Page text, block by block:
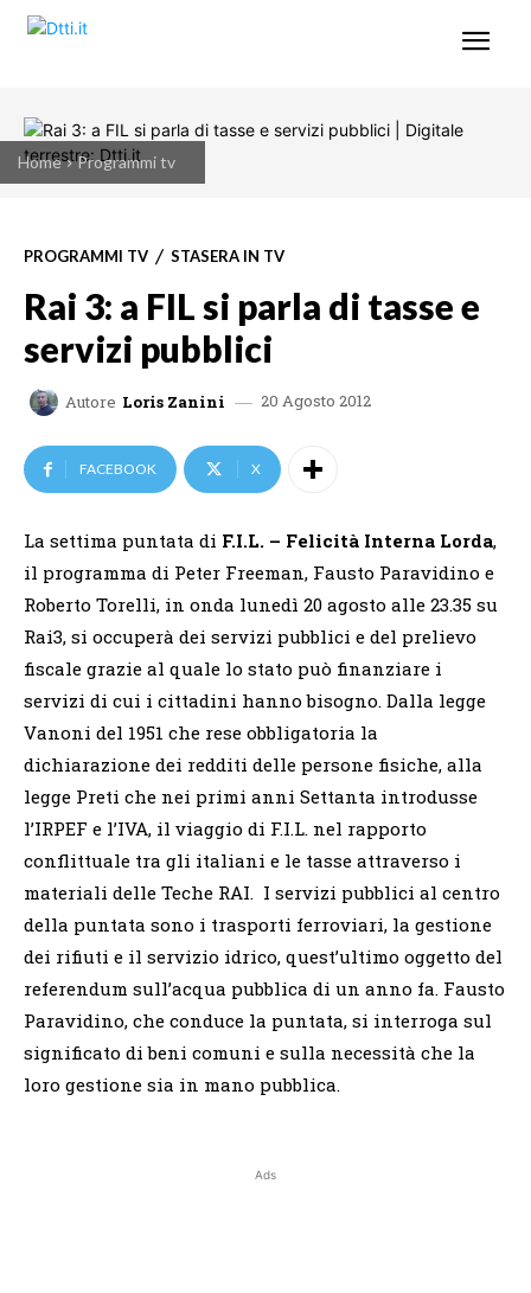
Home Programmi tv
PROGRAMMI TV STASERA IN TV
Rai 3: a FIL si parla di tasse e
servizi pubblici
Autore Loris Zanini 20 Agosto 2012
FACEBOOK X
La settima puntata di F.I.L. – Felicità Interna Lorda,
il programma di Peter Freeman, Fausto Paravidino e
Roberto Torelli, in onda lunedì 20 agosto alle 23.35 su
Rai3, si occuperà dei servizi pubblici e del prelievo
fiscale grazie al quale lo stato può finanziare i
servizi di cui i cittadini hanno bisogno. Dalla legge
Vanoni del 1951 che rese obbligatoria la
dichiarazione dei redditi delle persone fisiche, alla
legge Preti che nei primi anni Settanta introdusse
l’IRPEF e l’IVA, il viaggio di F.I.L. nel rapporto
conflittuale tra gli italiani e le tasse attraverso i
materiali delle Teche RAI. I servizi pubblici al centro
della puntata sono i trasporti ferroviari, la gestione
dei rifiuti e il servizio idrico, quest’ultimo oggetto del
referendum sull’acqua pubblica di un anno fa. Fausto
Paravidino, che conduce la puntata, si interroga sul
significato di beni comuni e sulla necessità che la
loro gestione sia in mano pubblica.
Ads